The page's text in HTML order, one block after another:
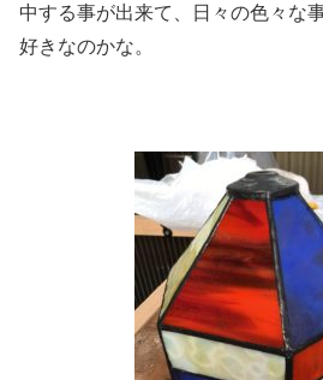
中する事が出来て、日々の色々な
好きなのかな。